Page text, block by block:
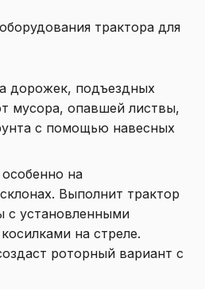
трактора для
дорожек, подъездных
мусора, опавшей листвы,
с помощью навесных
на
Выполнит трактор
с установленными
на стреле.
роторный вариант с